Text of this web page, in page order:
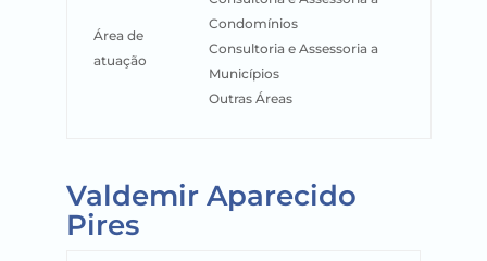
Área de
atuação
Condomínios
Consultoria e Assessoria a
Municípios
Outras Áreas
Valdemir Aparecido
Pires